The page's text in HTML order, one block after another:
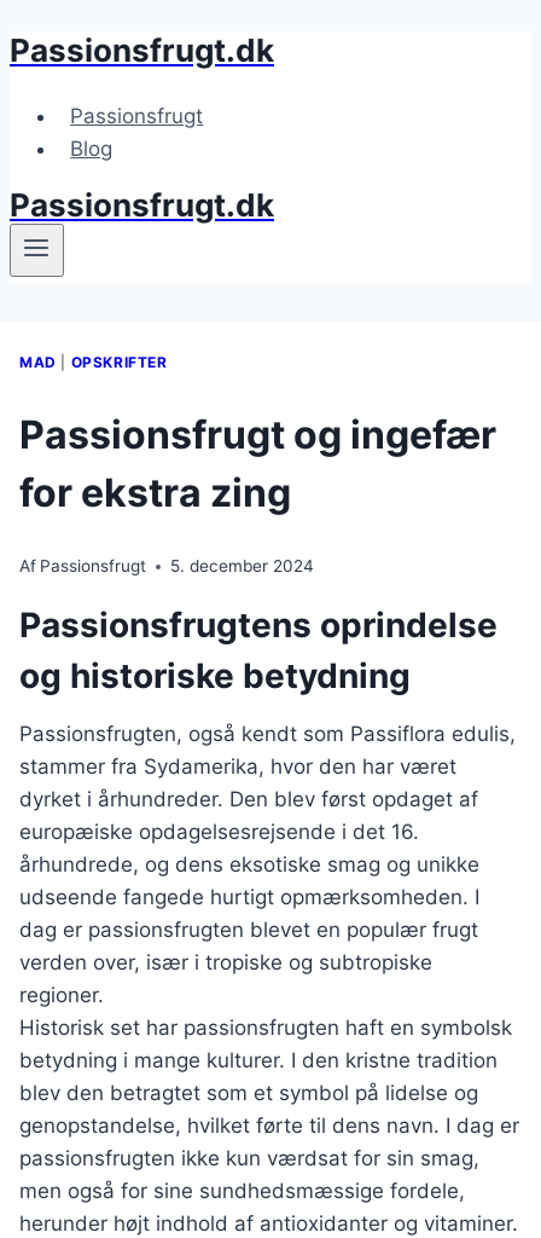
Fortsæt
indhold
Passionsfrugt.dk
Passionsfrugt
Blog
Passionsfrugt.dk
MAD OPSKRIFTER
Passionsfrugt og ingefær
for ekstra zing
Af Passionsfrugt 5. december 2024
Passionsfrugtens oprindelse
og historiske betydning
Passionsfrugten, også kendt som Passiflora edulis,
stammer fra Sydamerika, hvor den har været
dyrket i århundreder. Den blev først opdaget af
europæiske opdagelsesrejsende i det 16.
århundrede, og dens eksotiske smag og unikke
udseende fangede hurtigt opmærksomheden. I
dag er passionsfrugten blevet en populær frugt
verden over, især i tropiske og subtropiske
regioner.
Historisk set har passionsfrugten haft en symbolsk
betydning i mange kulturer. I den kristne tradition
blev den betragtet som et symbol på lidelse og
genopstandelse, hvilket førte til dens navn. I dag er
passionsfrugten ikke kun værdsat for sin smag,
men også for sine sundhedsmæssige fordele,
herunder højt indhold af antioxidanter og vitaminer.